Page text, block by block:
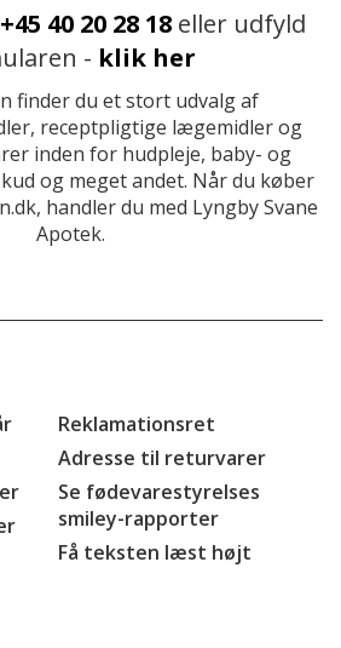
+45 40 20 28 18eller udfyld
- klik her
finder du et stort udvalg af
receptpligtige lægemidler og
inden for hudpleje, baby- og
og meget andet. Når du køber
handler du med Lyngby Svane
Apotek.
Reklamationsret
Adresse til returvarer
Se fødevarestyrelses
smiley-rapporter
Få teksten læst højt